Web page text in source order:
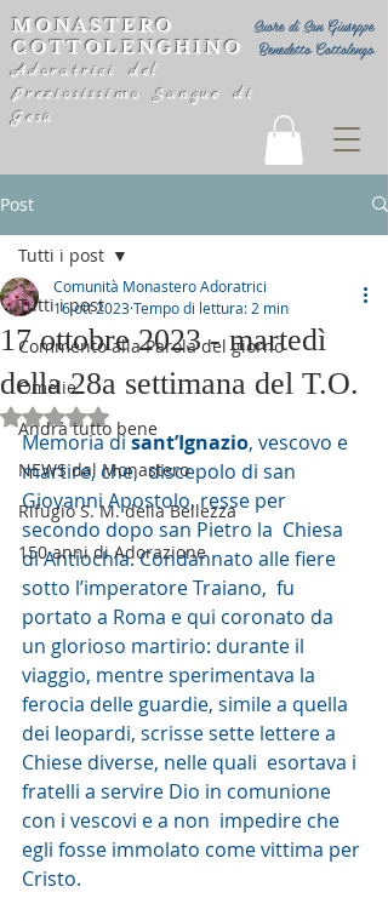
Suore di San Giuseppe
Benedetto Cottolengo
MONASTERO
COTTOLENGHINO
Adoratrici del
Preziosissimo Sangue di
Gesù
Post
Tutti i post
Commento alla Parola del giorno
Omelie
Andrà tutto bene
NEWS dal Monastero
Rifugio S. M. della Bellezza
150 anni di Adorazione
Tutti i post
17 ottobre 2023 - martedì
della 28a settimana del T.O.
Comunità Monastero Adoratrici
16 ott 2023Tempo di lettura: 2 min
Valutazione NaN stelle su 5.
Memoria di sant’Ignazio, vescovo e
martire, che,  discepolo di san
Giovanni Apostolo, resse per
secondo dopo san Pietro la  Chiesa
di Antiochia. Condannato alle fiere
sotto l’imperatore Traiano,  fu
portato a Roma e qui coronato da
un glorioso martirio: durante il
viaggio, mentre sperimentava la
ferocia delle guardie, simile a quella
dei leopardi, scrisse sette lettere a
Chiese diverse, nelle quali  esortava i
fratelli a servire Dio in comunione
con i vescovi e a non  impedire che
egli fosse immolato come vittima per
Cristo.